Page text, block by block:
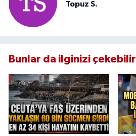
Topuz S.
Bunlar da ilginizi çekebilir